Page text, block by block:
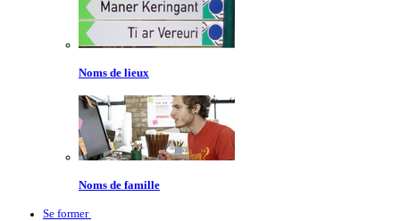
Noms de lieux
Noms de famille
Se former